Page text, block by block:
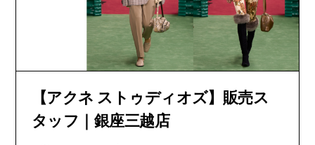
【アクネ ストゥディオズ】販売ス
タッフ｜銀座三越店